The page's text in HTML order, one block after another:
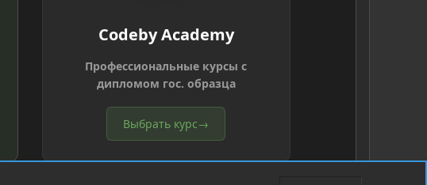
Codeby Academy
Профессиональные курсы с
дипломом гос. образца
Выбрать курс→